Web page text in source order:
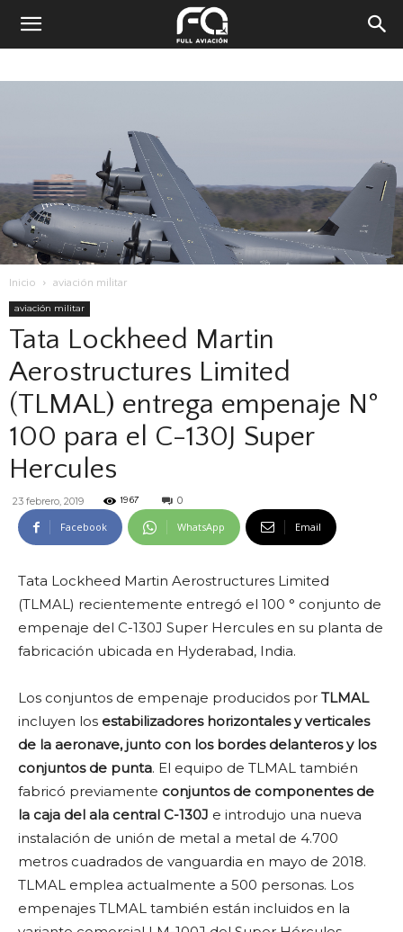
Inicio aviación militar
aviación militar
Tata Lockheed Martin
Aerostructures Limited
(TLMAL) entrega empenaje N°
100 para el C-130J Super
Hercules
23 febrero, 2019 1967 0
Facebook WhatsApp Email
Tata Lockheed Martin Aerostructures Limited
(TLMAL) recientemente entregó el 100 ° conjunto de
empenaje del C-130J Super Hercules en su planta de
fabricación ubicada en Hyderabad, India.
Los conjuntos de empenaje producidos por TLMAL
incluyen los estabilizadores horizontales y verticales
de la aeronave, junto con los bordes delanteros y los
conjuntos de punta. El equipo de TLMAL también
fabricó previamente conjuntos de componentes de
la caja del ala central C-130J e introdujo una nueva
instalación de unión de metal a metal de 4.700
metros cuadrados de vanguardia en mayo de 2018.
TLMAL emplea actualmente a 500 personas. Los
empenajes TLMAL también están incluidos en la